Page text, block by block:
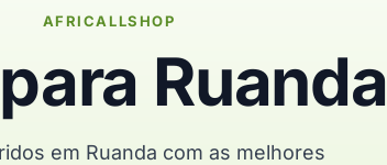
AFRICALLSHOP
Ruanda
em Ruanda com as melhores